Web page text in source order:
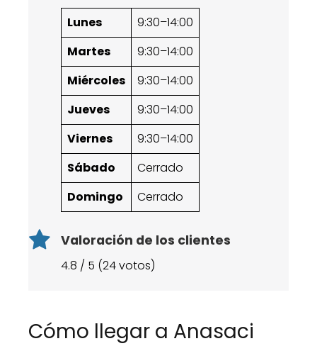
Lunes
9:30–14:00
Martes
9:30–14:00
Miércoles
9:30–14:00
Jueves
9:30–14:00
Viernes
9:30–14:00
Sábado
Cerrado
Domingo
Cerrado
Valoración de los clientes
4.8 / 5 (24 votos)
Cómo llegar a Anasaci